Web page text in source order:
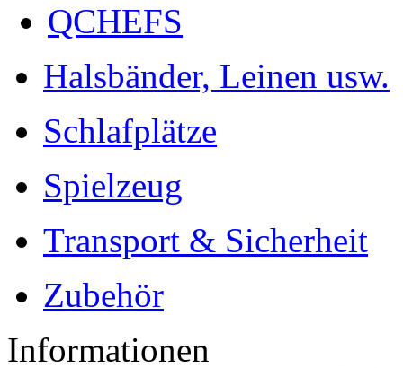
QCHEFS
Halsbänder, Leinen usw.
Schlafplätze
Spielzeug
Transport & Sicherheit
Zubehör
Informationen